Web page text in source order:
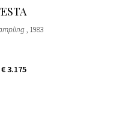
, 1983
€ 3.175